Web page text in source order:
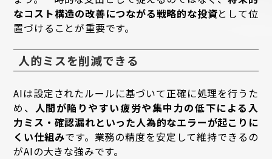
なコスト構造の改善につながる戦略的な投資として位
置づけることが重要です。
人的ミスを削減できる
AIは設定されたルールに基づいて正確に処理を行うた
め、 人間が陥りやすい疲労や集中力の低下による入
力ミス・確認漏れといった人為的なエラーが起こりに
くい仕組みです。業務の精度を安定して維持できるの
がAIの大きな強みです。